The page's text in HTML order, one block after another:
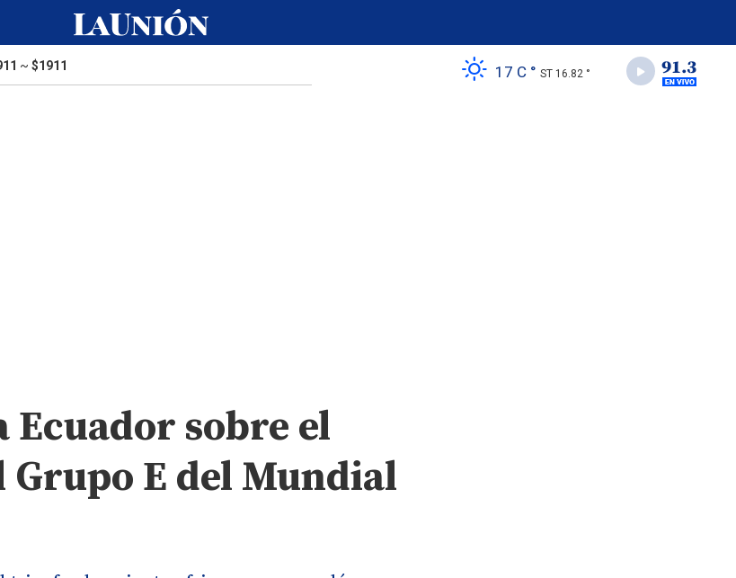
~ $1911 17 C ° ST 16.82 °
Ecuador sobre el
Grupo E del Mundial